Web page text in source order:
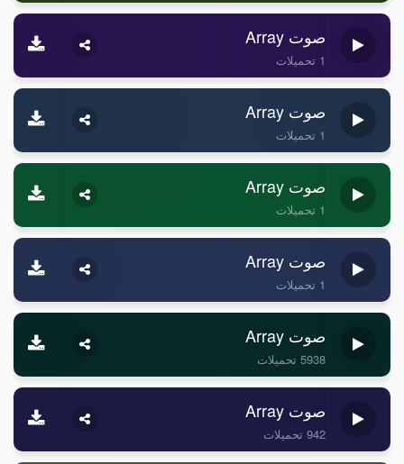
صوت Array
1 تحميلات
صوت Array
1 تحميلات
صوت Array
1 تحميلات
صوت Array
1 تحميلات
صوت Array
5938 تحميلات
صوت Array
942 تحميلات